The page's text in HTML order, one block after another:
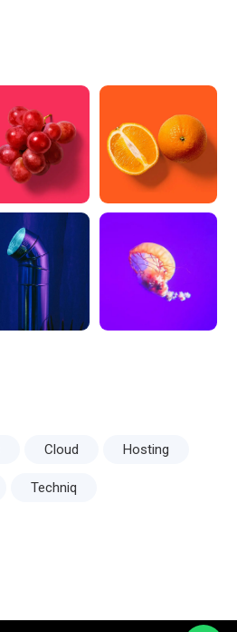
Cloud Hosting
Techniq